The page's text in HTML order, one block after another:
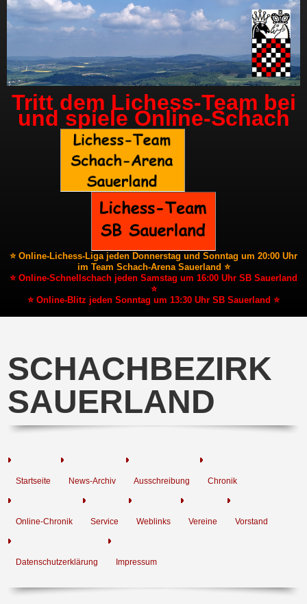
Tritt dem Lichess-Team bei
und spiele Online-Schach
⭐ Online-Lichess-Liga jeden Donnerstag und Sonntag um 20:00 Uhr
im Team Schach-Arena Sauerland ⭐
⭐ Online-Schnellschach jeden Samstag um 16:00 Uhr SB Sauerland
⭐
⭐ Online-Blitz jeden Sonntag um 13:30 Uhr SB Sauerland ⭐
SCHACHBEZIRK
SAUERLAND
Startseite News-Archiv Ausschreibung Chronik
Online-Chronik Service Weblinks Vereine Vorstand
Datenschutzerklärung Impressum